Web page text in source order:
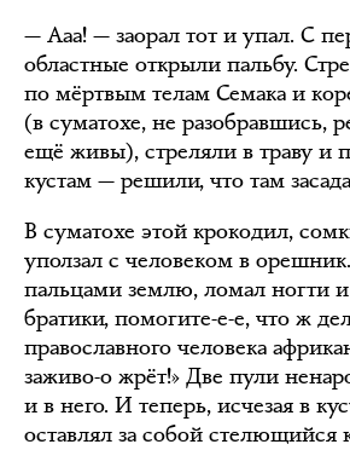
— Ааа! — заорал тот и упал. С
областные открыли пальбу.
по мёртвым телам Семака и
(в суматохе, не разобравшись,
ещё живы), стреляли в траву и
кустам — решили, что там
В суматохе этой крокодил,
уползал с человеком в
пальцами землю, ломал ногти
братики, помогите-е-е, что ж
православного человека
заживо-о жрёт!» Две пули
и в него. И теперь, исчезая в
оставлял за собой стелющийся